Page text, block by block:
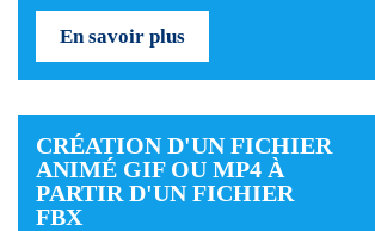
En savoir plus
CRÉATION D'UN FICHIER
ANIMÉ GIF OU MP4 À
PARTIR D'UN FICHIER
FBX